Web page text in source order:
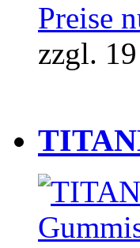
Preise
zzgl.